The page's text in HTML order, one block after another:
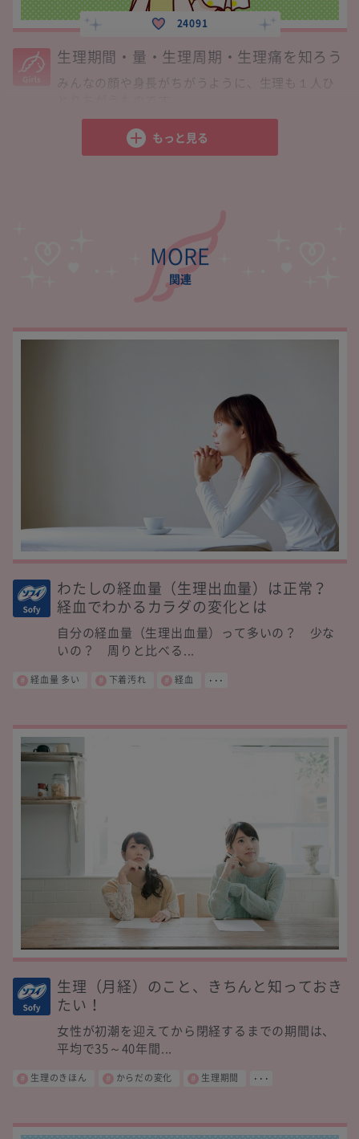
24091
生理期間・量・生理周期・生理痛を知ろう
みんなの顔や身長がちがうように、生理も１人ひ
生理周期の数え方
もっと見る
MORE
関連
わたしの経血量（生理出血量）は正常？
経血でわかるカラダの変化とは
自分の経血量（生理出血量）って多いの？ 少な
いの？ 周りと比べる...
経血量 多い 下着汚れ 経血 ･･･
生理（月経）のこと、きちんと知っておき
たい！
女性が初潮を迎えてから閉経するまでの期間は、
平均で35～40年間...
生理のきほん からだの変化 生理期間 ･･･